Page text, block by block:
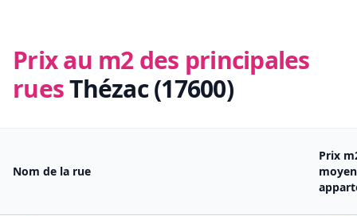
Prix au m2 des principales
ruesThézac (17600)
Nom de la rue
Prix
moyen